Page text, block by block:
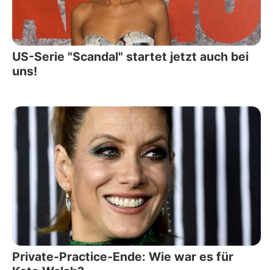
US-Serie "Scandal" startet jetzt auch bei
uns!
Private-Practice-Ende: Wie war es für